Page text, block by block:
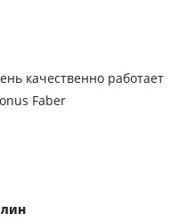
качественно работает
Faber